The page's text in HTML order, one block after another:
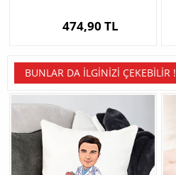
474,90 TL
BUNLAR DA İLGINIZI ÇEKEBILIR !